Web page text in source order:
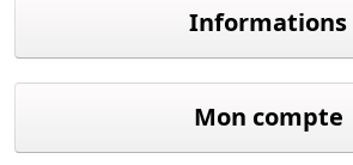
Informations
Mon compte